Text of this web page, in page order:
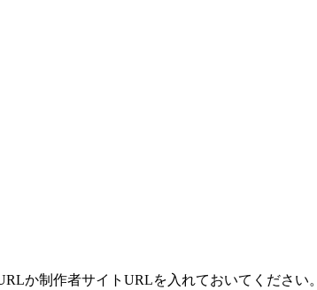
か制作者サイトURLを入れておいてください。